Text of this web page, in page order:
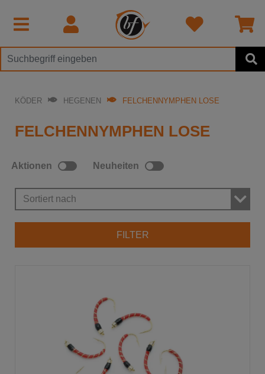
KÖDER HEGENEN FELCHENNYMPHEN LOSE
FELCHENNYMPHEN LOSE
FILTER
Sortiert nach
Aktionen Neuheiten